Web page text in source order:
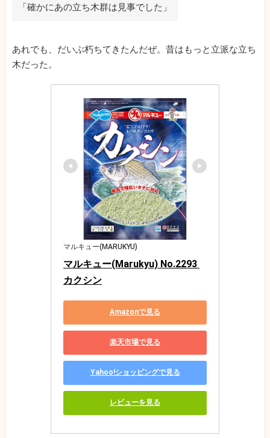
「確かにあの立ち木群は見事でした」
あれでも、だいぶ朽ちてきたんだぜ。昔はもっと立派な立ち
木だった。
マルキュー(MARUKYU)
マルキュー(Marukyu) No.2293
カクシン
Amazonで見る
楽天市場で見る
Yahoo!ショッピングで見る
レビューを見る